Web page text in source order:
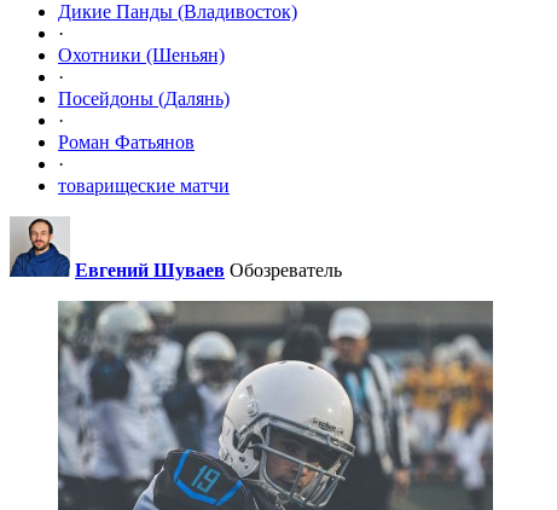
Дикие Панды (Владивосток)
·
Охотники (Шеньян)
·
Посейдоны (Далянь)
·
Роман Фатьянов
·
товарищеские матчи
Евгений Шуваев Обозреватель